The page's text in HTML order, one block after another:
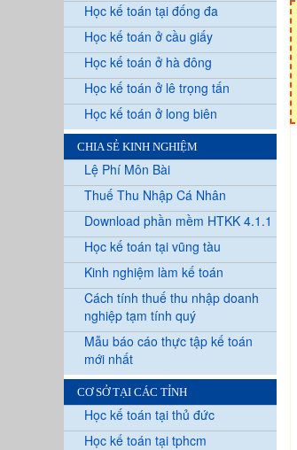
Học kế toán tại đống đa
Học kế toán ở cầu giấy
Học kế toán ở hà đông
Học kế toán ở lê trọng tấn
Học kế toán ở long biên
CHIA SẺ KINH NGHIỆM
Lệ Phí Môn Bài
Thuế Thu Nhập Cá Nhân
Download phần mềm HTKK 4.1.1
Học kế toán tại vũng tàu
Kinh nghiệm làm kế toán
Cách tính thuế thu nhập doanh
nghiệp tạm tính quý
Mẫu báo cáo thực tập kế toán
mới nhất
CƠ SỞ TẠI CÁC TỈNH
Học kế toán tại thủ đức
Học kế toán tại tphcm